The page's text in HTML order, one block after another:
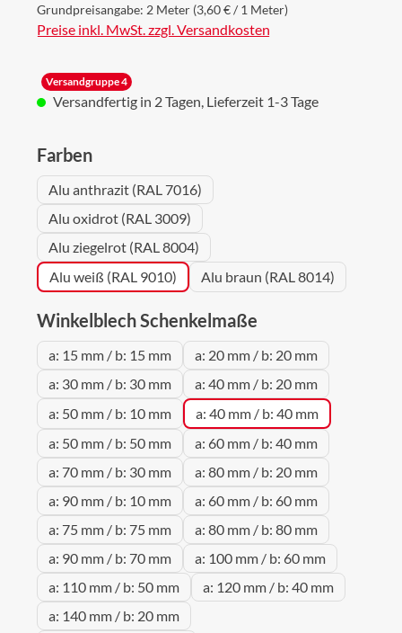
Grundpreisangabe: 2 Meter (3,60 € / 1 Meter)
Preise inkl. MwSt. zzgl. Versandkosten
Versandgruppe 4
Versandfertig in 2 Tagen, Lieferzeit 1-3 Tage
Farbenauswählen
Alu anthrazit (RAL 7016)
Alu oxidrot (RAL 3009)
Alu ziegelrot (RAL 8004)
Alu weiß (RAL 9010)
Alu braun (RAL 8014)
Winkelblech Schenkelmaße
a: 15 mm / b: 15 mm
a: 20 mm / b: 20 mm
a: 30 mm / b: 30 mm
a: 40 mm / b: 20 mm
a: 50 mm / b: 10 mm
a: 40 mm / b: 40 mm
a: 50 mm / b: 50 mm
a: 60 mm / b: 40 mm
a: 70 mm / b: 30 mm
a: 80 mm / b: 20 mm
a: 90 mm / b: 10 mm
a: 60 mm / b: 60 mm
a: 75 mm / b: 75 mm
a: 80 mm / b: 80 mm
a: 90 mm / b: 70 mm
a: 100 mm / b: 60 mm
a: 110 mm / b: 50 mm
a: 120 mm / b: 40 mm
a: 140 mm / b: 20 mm